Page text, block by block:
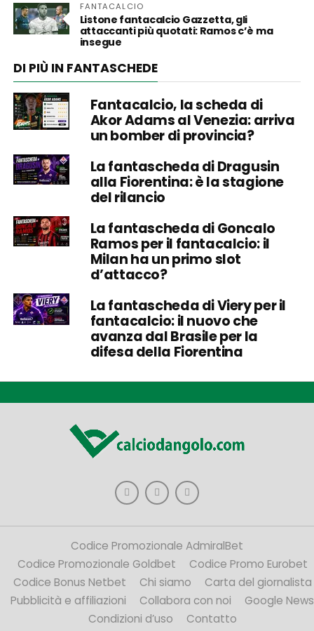
FANTACALCIO
Listone fantacalcio Gazzetta, gli
attaccanti più quotati: Ramos c’è ma
insegue
DI PIÙ IN FANTASCHEDE
Fantacalcio, la scheda di
Akor Adams al Venezia: arriva
un bomber di provincia?
La fantascheda di Dragusin
alla Fiorentina: è la stagione
del rilancio
La fantascheda di Goncalo
Ramos per il fantacalcio: il
Milan ha un primo slot
d’attacco?
La fantascheda di Viery per il
fantacalcio: il nuovo che
avanza dal Brasile per la
difesa della Fiorentina
Codice Promozionale AdmiralBet
Codice Promozionale Goldbet
Codice Promo Eurobet
Codice Bonus Netbet
Chi siamo
Carta del giornalista
Pubblicità e affiliazioni
Collabora con noi
Google News
Condizioni d’uso
Contatto